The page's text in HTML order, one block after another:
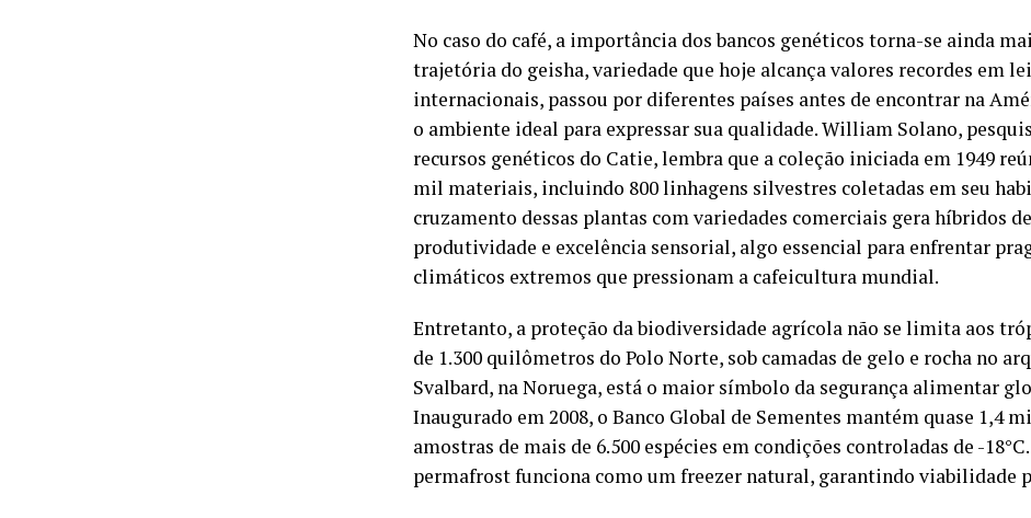
No caso do café, a importância dos bancos genéticos torna-se ainda
trajetória do geisha, variedade que hoje alcança valores recordes em
internacionais, passou por diferentes países antes de encontrar na
o ambiente ideal para expressar sua qualidade. William Solano,
recursos genéticos do Catie, lembra que a coleção iniciada em 1949
mil materiais, incluindo 800 linhagens silvestres coletadas em seu
cruzamento dessas plantas com variedades comerciais gera híbridos
produtividade e excelência sensorial, algo essencial para enfrentar
climáticos extremos que pressionam a cafeicultura mundial.
Entretanto, a proteção da biodiversidade agrícola não se limita aos
de 1.300 quilômetros do Polo Norte, sob camadas de gelo e rocha no
Svalbard, na Noruega, está o maior símbolo da segurança alimentar
Inaugurado em 2008, o Banco Global de Sementes mantém quase 1,4
amostras de mais de 6.500 espécies em condições controladas de -
permafrost funciona como um freezer natural, garantindo viabilidade